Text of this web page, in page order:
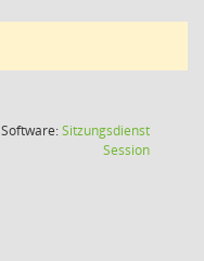
Software:Sitzungsdienst
Session(Wird in